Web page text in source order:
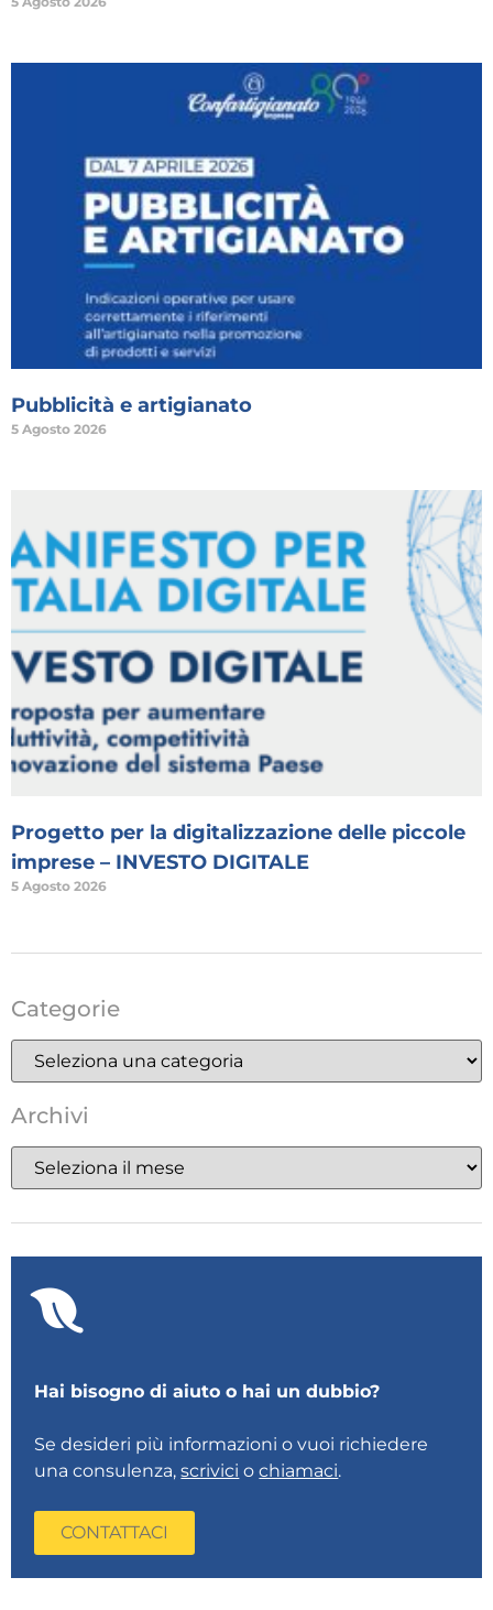
Pubblicità e artigianato
5 Agosto 2026
Progetto per la digitalizzazione delle piccole
imprese – INVESTO DIGITALE
5 Agosto 2026
Categorie
Archivi
Hai bisogno di aiuto o hai un dubbio?
Se desideri più informazioni o vuoi richiedere
una consulenza,scrivici ochiamaci.
CONTATTACI